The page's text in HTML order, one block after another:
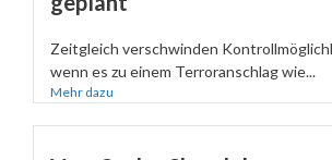
Zeitgleich verschwinden
wenn es zu einem Terroranschlag wie...
Mehr dazu